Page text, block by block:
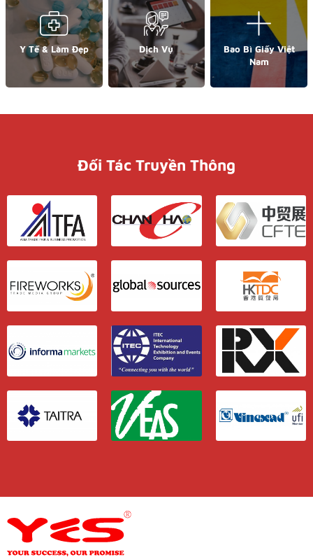
Y Tế & Làm Đẹp Dịch Vụ
Bao Bì Giấy Việt
Nam
Đối Tác Truyền Thông